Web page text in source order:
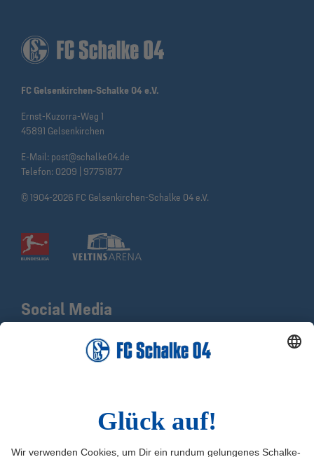
FC Gelsenkirchen-Schalke 04 e.V.
Ernst-Kuzorra-Weg 1
45891 Gelsenkirchen
E-Mail: post@schalke04.de
Telefon: 0209 | 97751877
© 1904-2026 FC Gelsenkirchen-Schalke 04 e.V.
Quicklinks
Social Media
X